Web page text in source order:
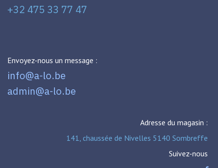
+32 475 33 77 47
Envoyez-nous un message :
info@a-lo.be
admin@a-lo.be
Adresse du magasin :
141, chaussée de Nivelles 5140 Sombreffe
Suivez-nous